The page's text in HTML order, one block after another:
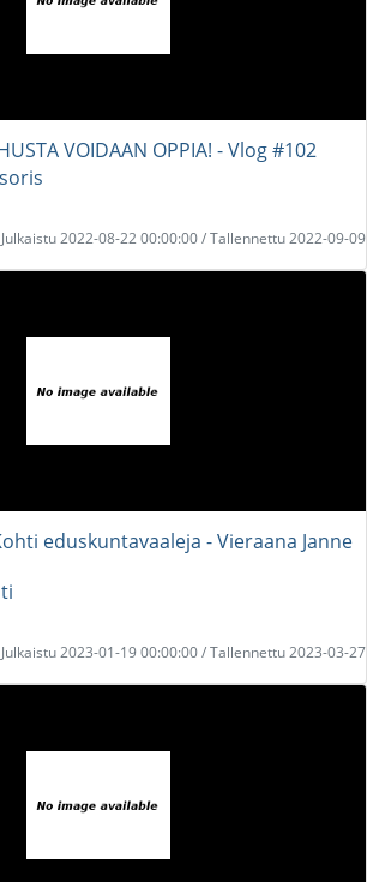
VOIDAAN OPPIA! - Vlog #102
Julkaistu 2022-08-22 00:00:00 / Tallennettu 2022-09-09
eduskuntavaaleja - Vieraana Janne
Julkaistu 2023-01-19 00:00:00 / Tallennettu 2023-03-27